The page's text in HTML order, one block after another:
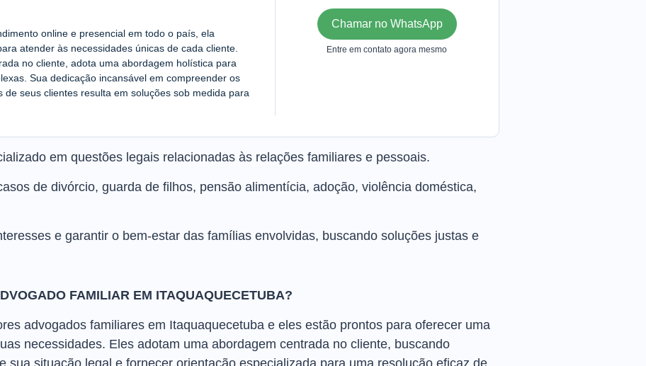
online e presencial em todo o país, ela
atender às necessidades únicas de cada cliente.
no cliente, adota uma abordagem holística para
Sua dedicação incansável em compreender os
de seus clientes resulta em soluções sob medida para
Chamar no WhatsApp
Entre em contato agora mesmo
em questões legais relacionadas às relações familiares e pessoais.
de divórcio, guarda de filhos, pensão alimentícia, adoção, violência doméstica,
e garantir o bem-estar das famílias envolvidas, buscando soluções justas e
FAMILIAR EM ITAQUAQUECETUBA?
advogados familiares em Itaquaquecetuba e eles estão prontos para oferecer uma
necessidades. Eles adotam uma abordagem centrada no cliente, buscando
sua situação legal e fornecer orientação especializada para uma resolução eficaz de